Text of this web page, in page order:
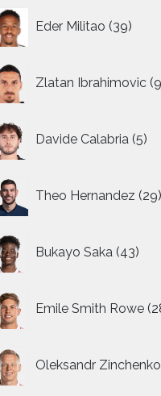
Eder Militao 39
Zlatan Ibrahimovic 9
Davide Calabria 5
Theo Hernandez 29
Bukayo Saka 43
Emile Smith Rowe
Oleksandr Zinchenko